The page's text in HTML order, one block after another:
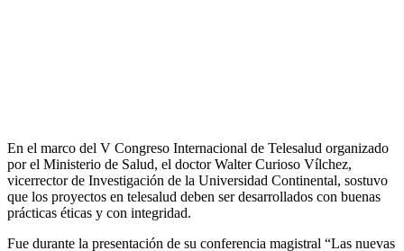
En el marco del V Congreso Internacional de Telesalud organizado
por el Ministerio de Salud, el doctor Walter Curioso Vílchez,
vicerrector de Investigación de la Universidad Continental, sostuvo
que los proyectos en telesalud deben ser desarrollados con buenas
prácticas éticas y con integridad.
Fue durante la presentación de su conferencia magistral “Las nuevas